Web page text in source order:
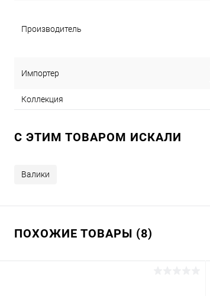
Производитель
Импортер
Коллекция
C ЭТИМ ТОВАРОМ ИСКАЛИ
Валики
ПОХОЖИЕ ТОВАРЫ (8)